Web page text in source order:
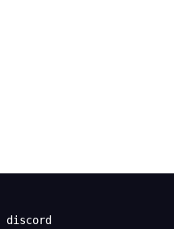
discord